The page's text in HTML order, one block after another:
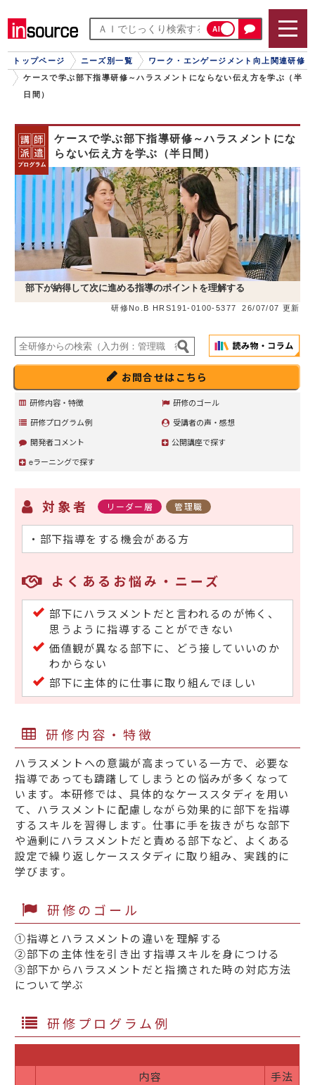
AI
トップページ ニーズ別一覧
ワーク・エンゲージメント向上関連研修
ケースで学ぶ部下指導研修～ハラスメントにならない伝え方を学ぶ（半
日間）
ケースで学ぶ部下指導研修～ハラスメントにな
らない伝え方を学ぶ（半日間）
部下が納得して次に進める指導のポイントを理解する
研修No.B HRS191-0100-5377 26/07/07 更新
お問合せはこちら
研修内容・特徴
研修のゴール
研修プログラム例
受講者の声・感想
開発者コメント
公開講座で探す
eラーニングで探す
対象者 リーダー層 管理職
・部下指導をする機会がある方
よくあるお悩み・ニーズ
部下にハラスメントだと言われるのが怖く、
思うように指導することができない
価値観が異なる部下に、どう接していいのか
わからない
部下に主体的に仕事に取り組んでほしい
研修内容・特徴
ハラスメントへの意識が高まっている一方で、必要な
指導であっても躊躇してしまうとの悩みが多くなって
います。本研修では、具体的なケーススタディを用い
て、ハラスメントに配慮しながら効果的に部下を指導
するスキルを習得します。仕事に手を抜きがちな部下
や過剰にハラスメントだと責める部下など、よくある
設定で繰り返しケーススタディに取り組み、実践的に
学びます。
研修のゴール
①指導とハラスメントの違いを理解する
②部下の主体性を引き出す指導スキルを身につける
③部下からハラスメントだと指摘された時の対応方法
について学ぶ
研修プログラム例
内容 手法